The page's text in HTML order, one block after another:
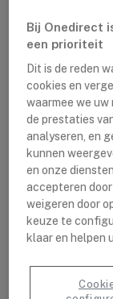
Nieuwste
Bij Onedirect
een prioriteit
Dit is de reden
cookies en
waarmee we
de prestaties
analyseren, en
kunnen
en onze
accepteren
weigeren door
keuze te
klaar en helpen